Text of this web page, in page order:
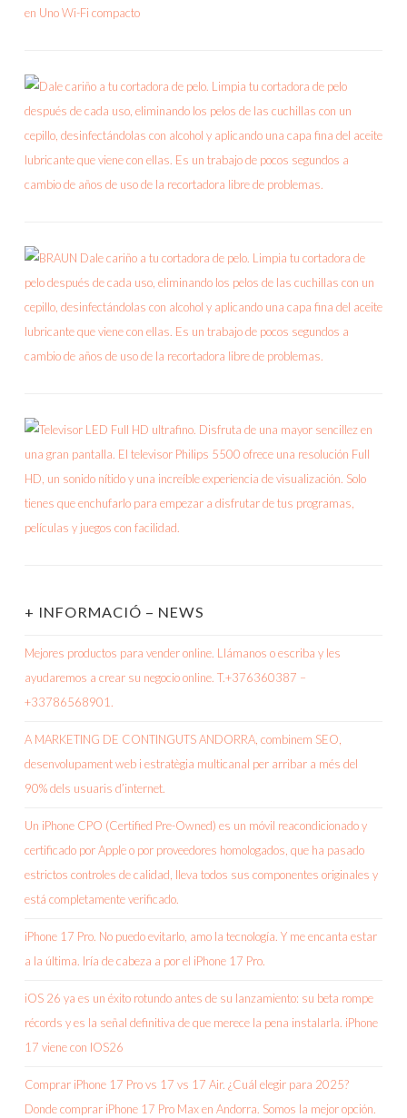
+ INFORMACIÓ – NEWS
Mejores productos para vender online. Llámanos o escriba y les
ayudaremos a crear su negocio online. T.+376360387 –
+33786568901.
A MARKETING DE CONTINGUTS ANDORRA, combinem SEO,
desenvolupament web i estratègia multicanal per arribar a més del
90% dels usuaris d’internet.
Un iPhone CPO (Certified Pre-Owned) es un móvil reacondicionado y
certificado por Apple o por proveedores homologados, que ha pasado
estrictos controles de calidad, lleva todos sus componentes originales y
está completamente verificado.
iPhone 17 Pro. No puedo evitarlo, amo la tecnología. Y me encanta estar
a la última. Iría de cabeza a por el iPhone 17 Pro.
iOS 26 ya es un éxito rotundo antes de su lanzamiento: su beta rompe
récords y es la señal definitiva de que merece la pena instalarla. iPhone
17 viene con IOS26
Comprar iPhone 17 Pro vs 17 vs 17 Air. ¿Cuál elegir para 2025?
Donde comprar iPhone 17 Pro Max en Andorra. Somos la mejor opción.